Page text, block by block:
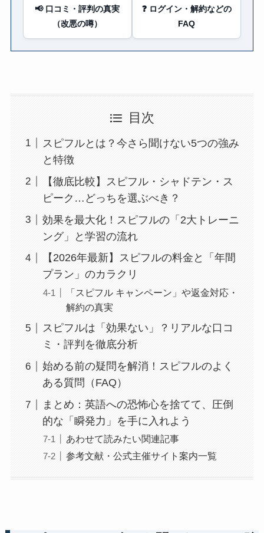
📢 口コミ・評判の真実
（改悪の噂）
❓ ログイン・解約などの
FAQ
目次
スピフルとは？今さら聞けない5つの強み
と特徴
【徹底比較】スピフル・シャドテン・ス
ピーク…どっちを選ぶべき？
効果を最大化！スピフルの「2大トレーニ
ング」と学習の流れ
【2026年最新】スピフルの料金と「年間
プラン」のカラクリ
「スピフル キャンペーン」や返金対応・
解約の真実
スピフルは「効果ない」？リアルな口コ
ミ・評判を徹底分析
始める前の疑問を解消！スピフルのよく
ある質問（FAQ）
まとめ：英語への恐怖心を捨てて、圧倒
的な「瞬発力」を手に入れよう
あわせて読みたい関連記事
参考文献・公式主催サイト案内一覧